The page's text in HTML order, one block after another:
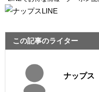
この記事のライター
ナップス